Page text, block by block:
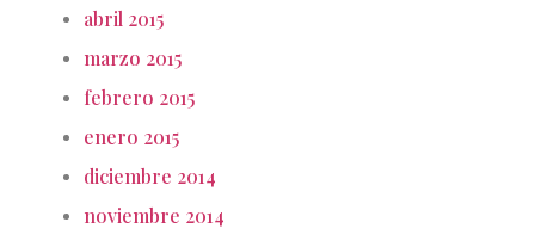
abril 2015
marzo 2015
febrero 2015
enero 2015
diciembre 2014
noviembre 2014